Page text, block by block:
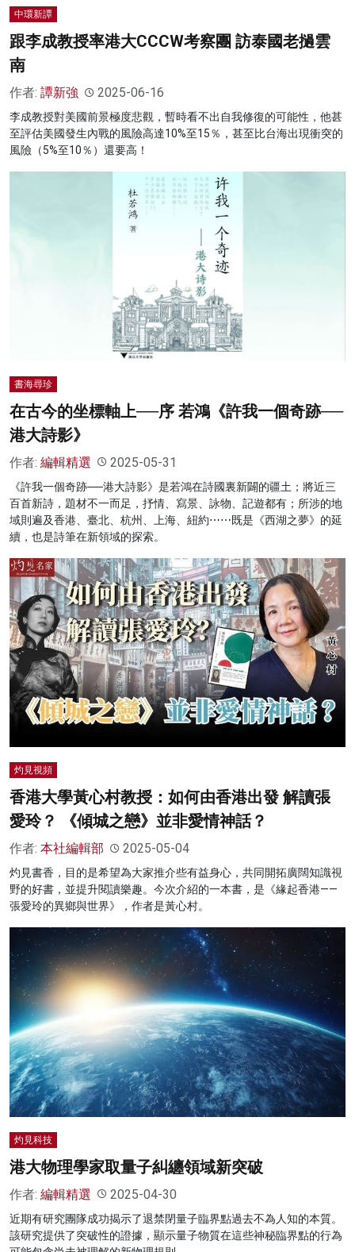
中環新譚
跟李成教授率港大CCCW考察團 訪泰國老撾雲
南
作者: 譚新強 2025-06-16
李成教授對美國前景極度悲觀，暫時看不出自我修復的可能性，他甚
至評估美國發生內戰的風險高達10%至15％，甚至比台海出現衝突的
風險（5%至10％）還要高！
書海尋珍
在古今的坐標軸上──序 若鴻《許我一個奇跡──
港大詩影》
作者: 編輯精選 2025-05-31
《許我一個奇跡──港大詩影》是若鴻在詩國裏新闢的疆土；將近三
百首新詩，題材不一而足，抒情、寫景、詠物、記遊都有；所涉的地
域則遍及香港、臺北、杭州、上海、紐約⋯⋯既是《西湖之夢》的延
續，也是詩筆在新領域的探索。
灼見視頻
香港大學黃心村教授：如何由香港出發 解讀張
愛玲？ 《傾城之戀》並非愛情神話？
作者: 本社編輯部 2025-05-04
灼見書香，目的是希望為大家推介些有益身心，共同開拓廣闊知識視
野的好書，並提升閱讀樂趣。今次介紹的一本書，是《緣起香港——
張愛玲的異鄉與世界》，作者是黃心村。
灼見科技
港大物理學家取量子糾纏領域新突破
作者: 編輯精選 2025-04-30
近期有研究團隊成功揭示了退禁閉量子臨界點過去不為人知的本質。
該研究提供了突破性的證據，顯示量子物質在這些神秘臨界點的行為